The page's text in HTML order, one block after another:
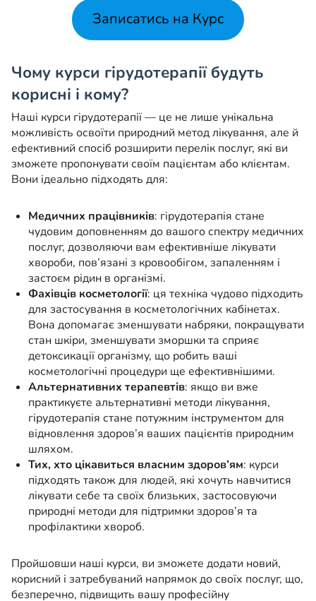
Записатись на Курс
Чому курси гірудотерапії будуть
корисні і кому?
Наші курси гірудотерапії — це не лише унікальна
можливість освоїти природний метод лікування, але й
ефективний спосіб розширити перелік послуг, які ви
зможете пропонувати своїм пацієнтам або клієнтам.
Вони ідеально підходять для:
Медичних працівників: гірудотерапія стане
чудовим доповненням до вашого спектру медичних
послуг, дозволяючи вам ефективніше лікувати
хвороби, пов’язані з кровообігом, запаленням і
застоєм рідин в організмі.
Фахівців косметології: ця техніка чудово підходить
для застосування в косметологічних кабінетах.
Вона допомагає зменшувати набряки, покращувати
стан шкіри, зменшувати зморшки та сприяє
детоксикації організму, що робить ваші
косметологічні процедури ще ефективнішими.
Альтернативних терапевтів: якщо ви вже
практикуєте альтернативні методи лікування,
гірудотерапія стане потужним інструментом для
відновлення здоров’я ваших пацієнтів природним
шляхом.
Тих, хто цікавиться власним здоров’ям: курси
підходять також для людей, які хочуть навчитися
лікувати себе та своїх близьких, застосовуючи
природні методи для підтримки здоров’я та
профілактики хвороб.
Пройшовши наші курси, ви зможете додати новий,
корисний і затребуваний напрямок до своїх послуг, що,
безперечно, підвищить вашу професійну